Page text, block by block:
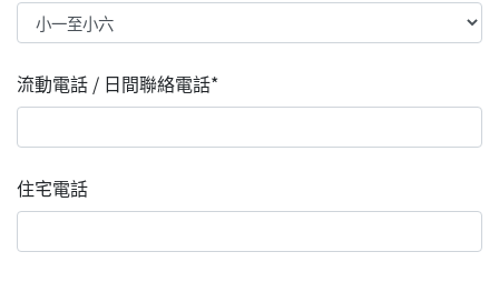
流動電話 / 日間聯絡電話*
住宅電話